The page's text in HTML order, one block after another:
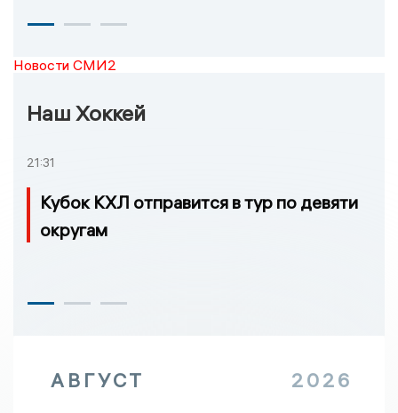
Новости СМИ2
Наш Хоккей
21:31
Кубок КХЛ отправится в тур по девяти
округам
АВГУСТ 2026